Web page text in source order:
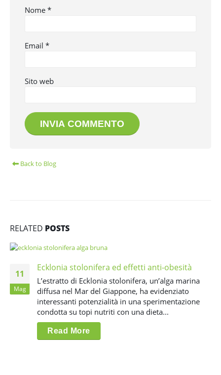
Nome *
Email *
Sito web
Back to Blog
RELATED POSTS
11
Mag
Ecklonia stolonifera ed effetti anti-obesità
L’estratto di Ecklonia stolonifera, un’alga marina
diffusa nel Mar del Giappone, ha evidenziato
interessanti potenzialità in una sperimentazione
condotta su topi nutriti con una dieta...
Read More